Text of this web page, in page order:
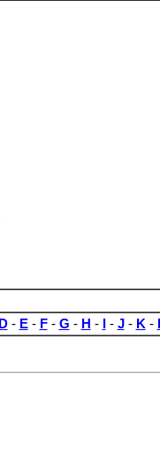
D- E- F- G - H - - J- K-